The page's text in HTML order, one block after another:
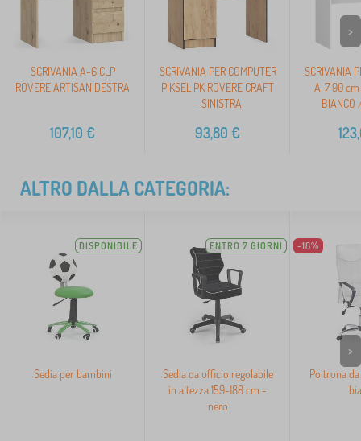
SCRIVANIA A-6 CLP
ROVERE ARTISAN DESTRA
107,10 €
SCRIVANIA PER COMPUTER
PIKSEL PK ROVERE CRAFT
- SINISTRA
93,80 €
SCRIVANIA
A-7 90 cm
BIANCO
>
ALTRO DALLA CATEGORIA:
DISPONIBILE
Sedia per bambini
ENTRO 7 GIORNI
Sedia da ufficio regolabile
in altezza 159-188 cm -
nero
-18%
Poltrona
>